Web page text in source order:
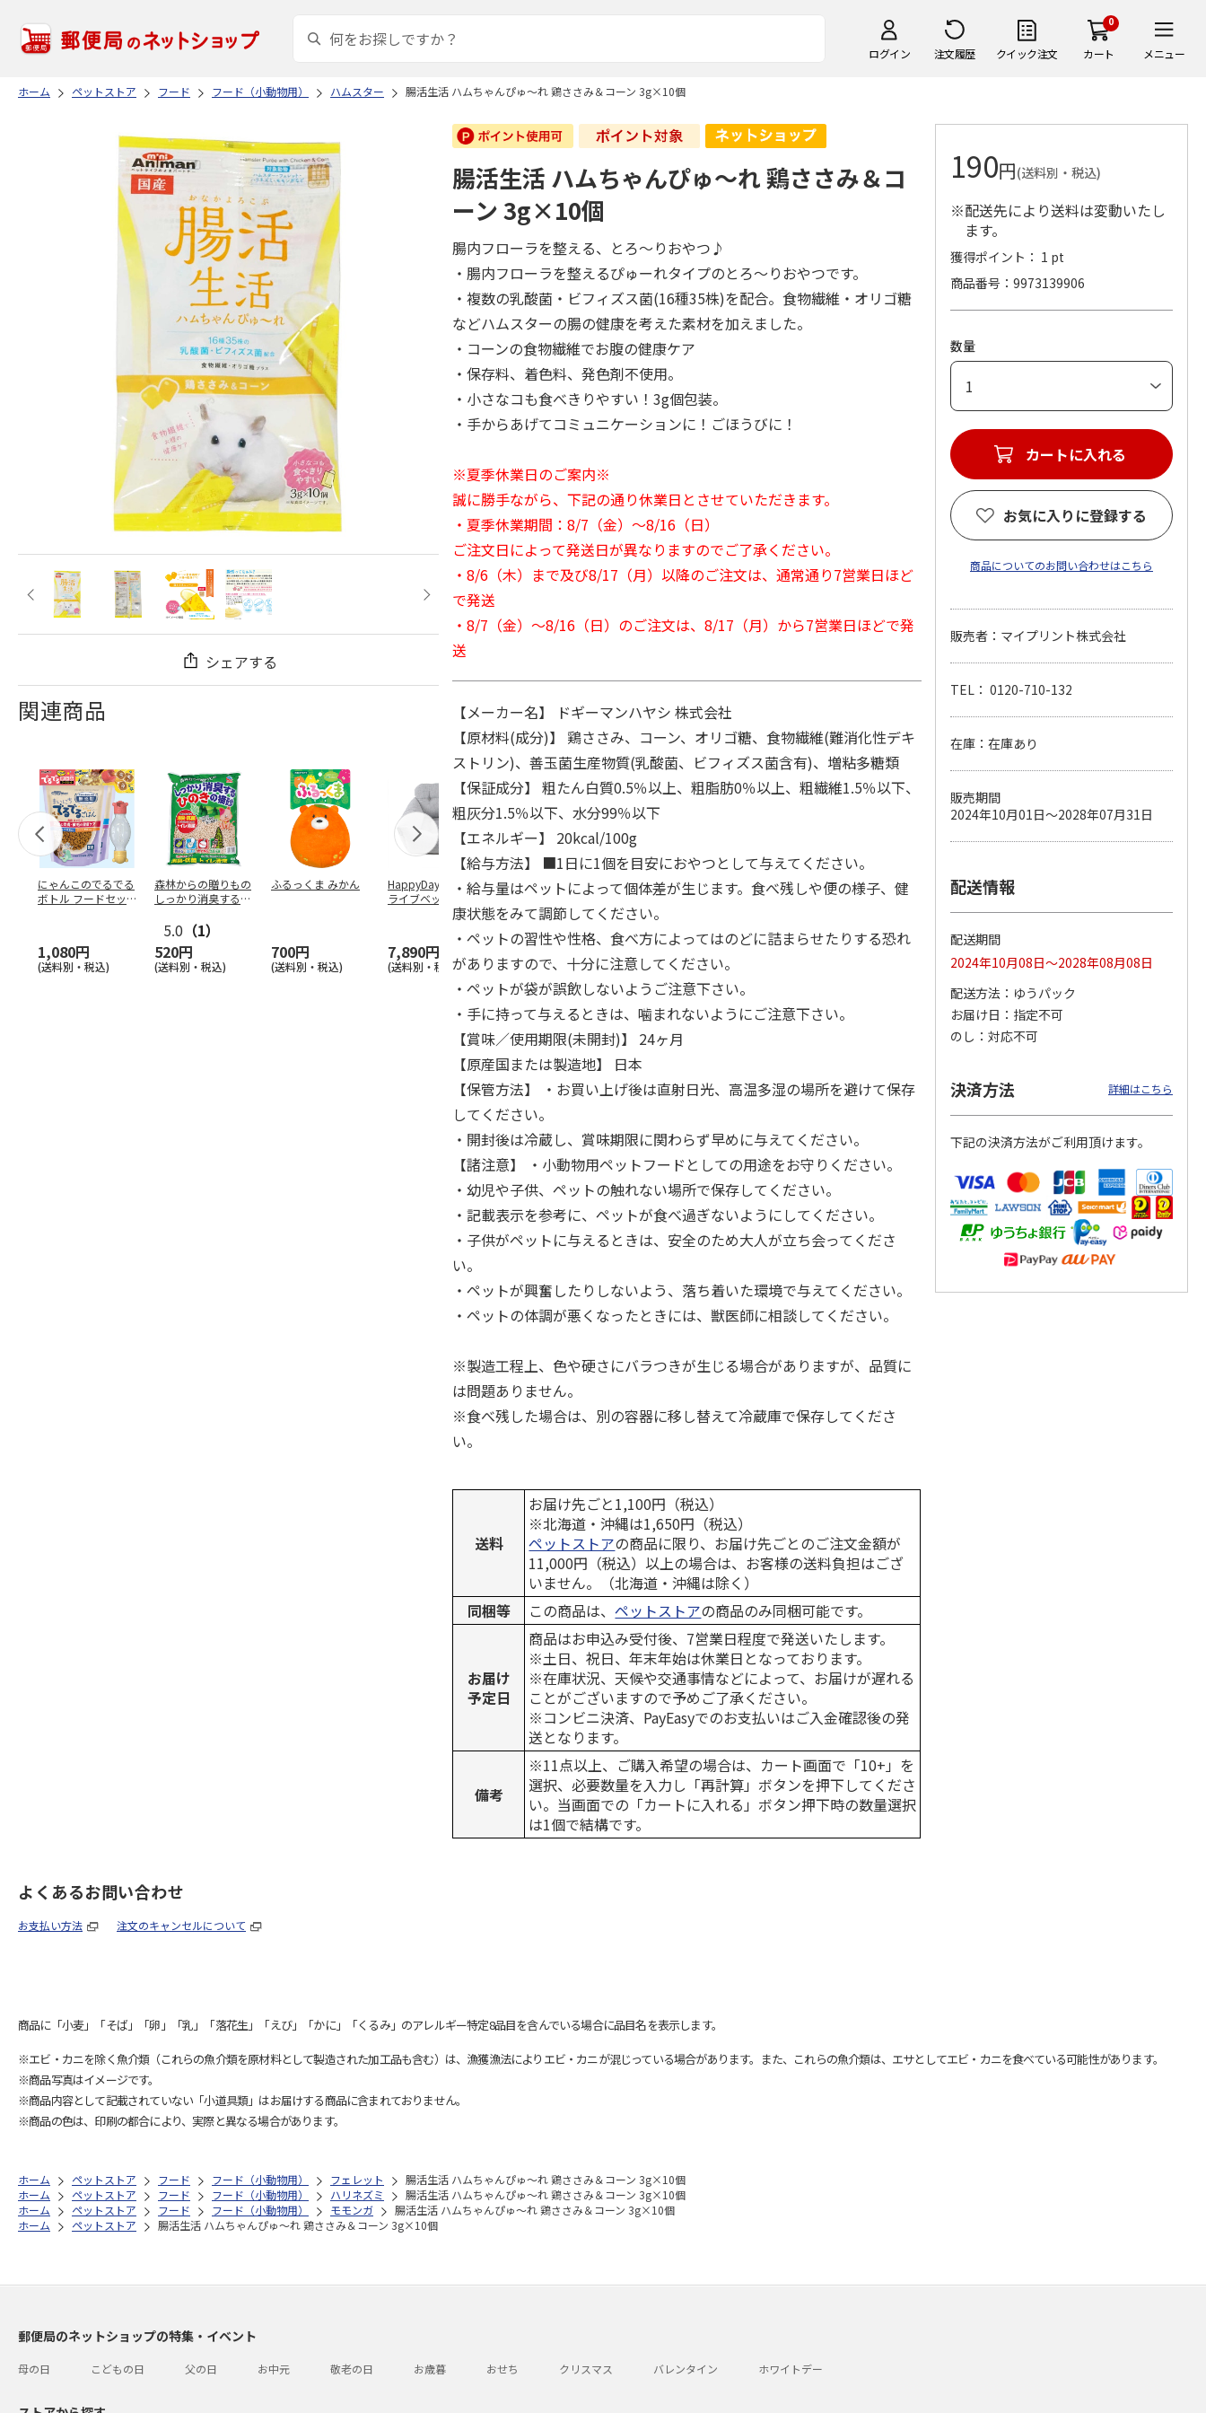
ログイン 注文履歴 クイック注文
0
カート メニュー
ホーム ペットストア フード フード（小動物用） ハムスター 腸活生活 ハムちゃんぴゅ～れ 鶏ささみ＆コーン 3g×10個
シェアする
関連商品
にゃんこのでるでる
ボトル フードセッ
1,080円
(送料別・税込)
森林からの贈りもの
しっかり消臭するひ
5.0 （1）
520円
(送料別・税込)
ふるっくま みかん
700円
(送料別・税込)
HappyDays 2wayド
ライブベッド グレ
7,890円
(送料別・税込)
獣医師開発 ニオイ
をとる砂専用 猫ト
イレ ナチュラルグ
1,550円
(送料別・税込)
デオトイレ 飛び散
らない消臭・抗菌サ
ンド 4L
1,320円
(送料別・税込)
無添加良品 カムカ
ムデンタルコーン
470円
銀のスプーン パウ
チ 健康に育つ子ね
120円
ペット線香 虹のか
なた フルーティフ
ローラルの香り
590円
(送料別・税込)
100円
(送料別・税込)
腸活生活 ハムちゃんぴゅ～れ 鶏ささみ＆コ
ーン 3g×10個
腸内フローラを整える、とろ～りおやつ♪
・腸内フローラを整えるぴゅーれタイプのとろ～りおやつです。
・複数の乳酸菌・ビフィズス菌(16種35株)を配合。食物繊維・オリゴ糖
などハムスターの腸の健康を考えた素材を加えました。
・コーンの食物繊維でお腹の健康ケア
・保存料、着色料、発色剤不使用。
・小さなコも食べきりやすい！3g個包装。
・手からあげてコミュニケーションに！ごほうびに！
※夏季休業日のご案内※
誠に勝手ながら、下記の通り休業日とさせていただきます。
・夏季休業期間：8/7（金）～8/16（日）
ご注文日によって発送日が異なりますのでご了承ください。
・8/6（木）まで及び8/17（月）以降のご注文は、通常通り7営業日ほど
で発送
・8/7（金）～8/16（日）のご注文は、8/17（月）から7営業日ほどで発
送
【メーカー名】 ドギーマンハヤシ 株式会社
【原材料(成分)】 鶏ささみ、コーン、オリゴ糖、食物繊維(難消化性デキ
ストリン)、善玉菌生産物質(乳酸菌、ビフィズス菌含有)、増粘多糖類
【保証成分】 粗たん白質0.5％以上、粗脂肪0％以上、粗繊維1.5％以下、
粗灰分1.5％以下、水分99％以下
【エネルギー】 20kcal/100g
【給与方法】 ■1日に1個を目安におやつとして与えてください。
・給与量はペットによって個体差が生じます。食べ残しや便の様子、健
康状態をみて調節してください。
・ペットの習性や性格、食べ方によってはのどに詰まらせたりする恐れ
がありますので、十分に注意してください。
・ペットが袋が誤飲しないようご注意下さい。
・手に持って与えるときは、噛まれないようにご注意下さい。
【賞味／使用期限(未開封)】 24ヶ月
【原産国または製造地】 日本
【保管方法】 ・お買い上げ後は直射日光、高温多湿の場所を避けて保存
してください。
・開封後は冷蔵し、賞味期限に関わらず早めに与えてください。
【諸注意】 ・小動物用ペットフードとしての用途をお守りください。
・幼児や子供、ペットの触れない場所で保存してください。
・記載表示を参考に、ペットが食べ過ぎないようにしてください。
・子供がペットに与えるときは、安全のため大人が立ち会ってくださ
い。
・ペットが興奮したりしないよう、落ち着いた環境で与えてください。
・ペットの体調が悪くなったときには、獣医師に相談してください。
※製造工程上、色や硬さにバラつきが生じる場合がありますが、品質に
は問題ありません。
※食べ残した場合は、別の容器に移し替えて冷蔵庫で保存してくださ
い。
送料
お届け先ごと1,100円（税込）
※北海道・沖縄は1,650円（税込）
ペットストアの商品に限り、お届け先ごとのご注文金額が
11,000円（税込）以上の場合は、お客様の送料負担はござ
いません。（北海道・沖縄は除く）
同梱等
この商品は、ペットストアの商品のみ同梱可能です。
お届け
予定日
商品はお申込み受付後、7営業日程度で発送いたします。
※土日、祝日、年末年始は休業日となっております。
※在庫状況、天候や交通事情などによって、お届けが遅れる
ことがございますので予めご了承ください。
※コンビニ決済、PayEasyでのお支払いはご入金確認後の発
送となります。
備考
※11点以上、ご購入希望の場合は、カート画面で「10+」を
選択、必要数量を入力し「再計算」ボタンを押下してくださ
い。当画面での「カートに入れる」ボタン押下時の数量選択
は1個で結構です。
190円(送料別・税込)
※配送先により送料は変動いたし
ます。
獲得ポイント： 1 pt
商品番号
9973139906
数量
カートに入れる
お気に入りに登録する
商品についてのお問い合わせはこちら
販売者：マイプリント株式会社
TEL： 0120-710-132
在庫：在庫あり
販売期間
2024年10月01日～2028年07月31日
配送情報
配送期間
2024年10月08日～2028年08月08日
配送方法
ゆうパック
お届け日
指定不可
のし
対応不可
決済方法 詳細はこちら
下記の決済方法がご利用頂けます。
よくあるお問い合わせ
お支払い方法 注文のキャンセルについて
商品に「小麦」「そば」「卵」「乳」「落花生」「えび」「かに」「くるみ」のアレルギー特定8品目を含んでいる場合に品目名を表示します。
※エビ・カニを除く魚介類（これらの魚介類を原材料として製造された加工品も含む）は、漁獲漁法によりエビ・カニが混じっている場合があります。また、これらの魚介類は、エサとしてエビ・カニを食べている可能性があります。
※商品写真はイメージです。
※商品内容として記載されていない「小道具類」はお届けする商品に含まれておりません。
※商品の色は、印刷の都合により、実際と異なる場合があります。
ホーム ペットストア フード フード（小動物用） フェレット
腸活生活 ハムちゃんぴゅ～れ 鶏ささみ＆コーン 3g×10個
ホーム
ペットストア フード フード（小動物用） ハリネズミ
腸活生活 ハムちゃんぴゅ～れ 鶏ささみ＆コーン 3g×10個
ホーム
ペットストア フード フード（小動物用） モモンガ
腸活生活 ハムちゃんぴゅ～れ 鶏ささみ＆コーン 3g×10個
ホーム
ペットストア 腸活生活 ハムちゃんぴゅ～れ 鶏ささみ＆コーン 3g×10個
郵便局のネットショップの特集・イベント
母の日 こどもの日 父の日 お中元 敬老の日 お歳暮 おせち クリスマス バレンタイン ホワイトデー